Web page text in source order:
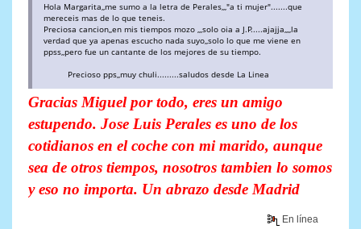
Hola Margarita,,me sumo a la letra de Perales,,,"a ti mujer".......que
mereceis mas de lo que teneis.
Preciosa cancion,,en mis tiempos mozo ,,,solo oia a J.P.....ajajja,,,,la
verdad que ya apenas escucho nada suyo,,solo lo que me viene en
ppss,,pero fue un cantante de los mejores de su tiempo.
Precioso pps,,muy chuli.........saludos desde La Linea
Gracias Miguel por todo, eres un amigo
estupendo. Jose Luis Perales es uno de los
cotidianos en el coche con mi marido, aunque
sea de otros tiempos, nosotros tambien lo somos
y eso no importa. Un abrazo desde Madrid
En línea